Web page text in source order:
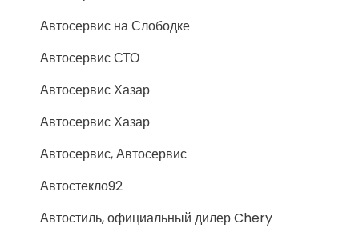
Автосервис на Слободке
Автосервис СТО
Автосервис Хазар
Автосервис Хазар
Автосервис, Автосервис
Автостекло92
Автостиль, официальный дилер Chery